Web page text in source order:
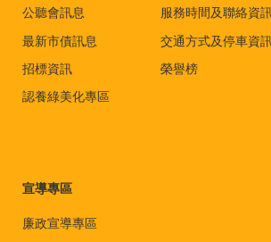
公聽會訊息
最新市債訊息
招標資訊
認養綠美化專區
服務時間及聯絡資
交通方式及停車資
榮譽榜
宣導專區
廉政宣導專區